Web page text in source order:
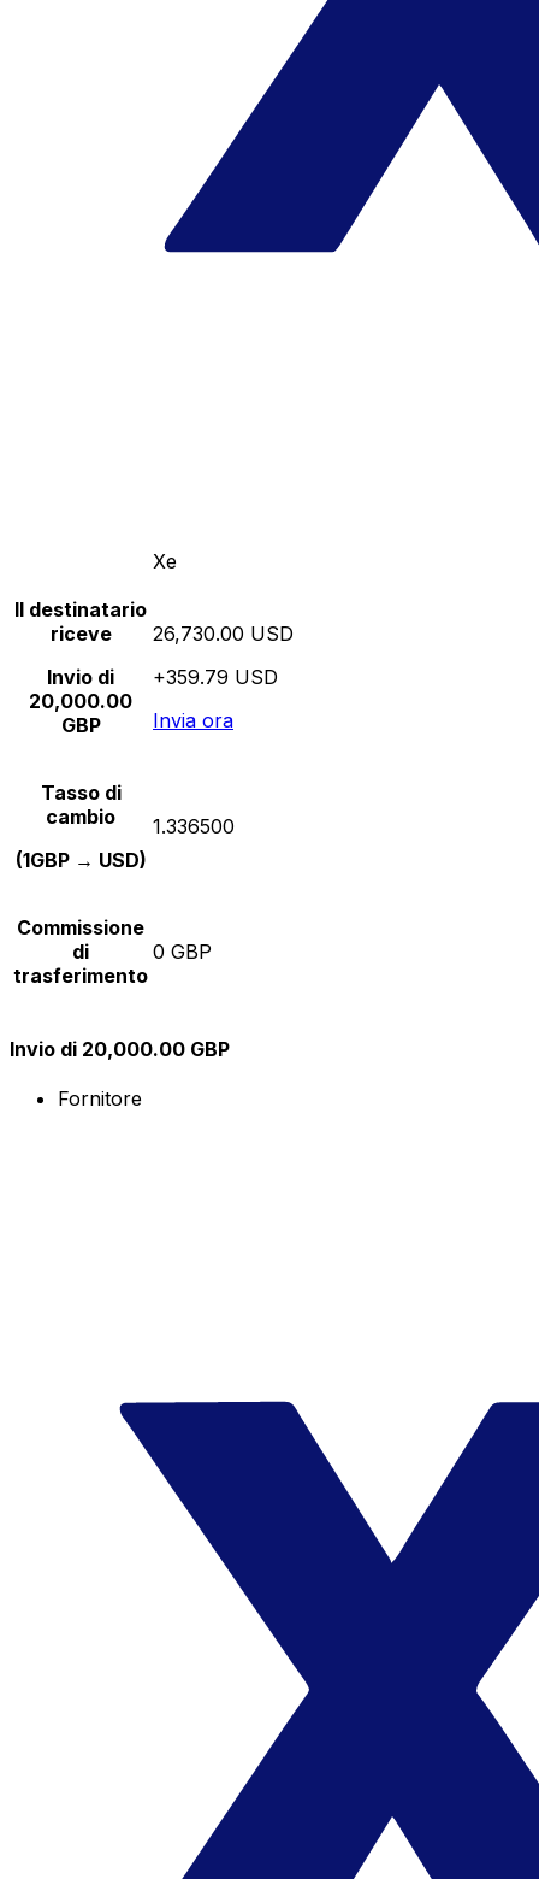
Xe
Il destinatario
riceve
Invio di
20,000.00
GBP
26,730.00 USD
+359.79 USD
Invia ora
Tasso di
cambio
(1GBP → USD)
1.336500
Commissione
di
trasferimento
0 GBP
Invio di 20,000.00 GBP
Fornitore